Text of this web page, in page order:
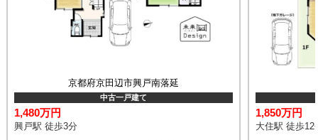
京都府京田辺市興戸南落延
中古一戸建て
1,480万円
興戸駅 徒歩3分
1,850万円
大住駅 徒歩12